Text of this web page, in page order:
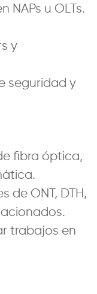
NAPs u OLTs.
y
seguridad y
fibra óptica,
de ONT, DTH,
trabajos en